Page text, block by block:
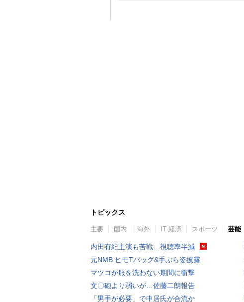
トピックス
主要 国内 海外 IT 経済 スポーツ 芸能
内田有紀主演も苦戦…視聴率半減
元NMB ヒモTバッグ&手ぶら姿披露
マツコが服を洗わない期間に衝撃
文〇砲より弱いが…佐藤二朗報告
「男手が必要」で中居氏が合流か